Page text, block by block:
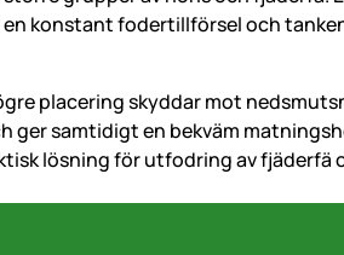
konstant fodertillförsel och
placering skyddar mot
ger samtidigt en bekväm
lösning för utfodring av fjäderfä